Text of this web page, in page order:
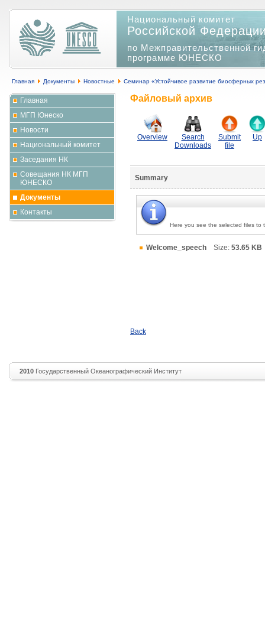
Национальный комитет
Российской
по Межправительственной
программе ЮНЕСКО
Главная Документы Новостные Семинар «Устойчивое развитие биосферных
Главная
МГП Юнеско
Новости
Национальный комитет
Заседания НК
Совещания НК МГП
ЮНЕСКО
Документы
Контакты
Файловый архив
Overview
Search
Downloads
Submit
file
Up
Summary
Here you see the selected files to
Welcome_speech Size: 53.65 KB
Back
2010 Государственный Океанографический Институт